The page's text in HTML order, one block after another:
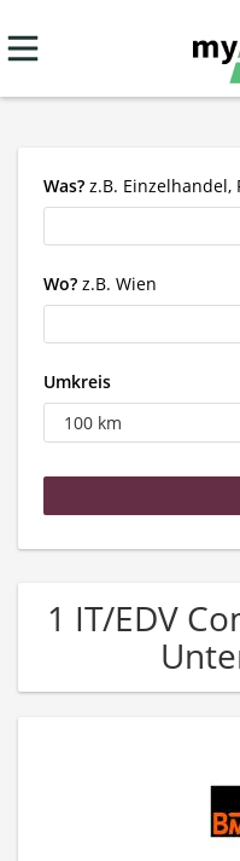
Was? z.B. Einzelhandel,
Wo? z.B. Wien
Umkreis
1 IT/EDV